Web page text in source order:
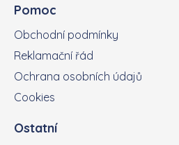
Pomoc
Obchodní podmínky
Reklamační řád
Ochrana osobních údajů
Cookies
Ostatní